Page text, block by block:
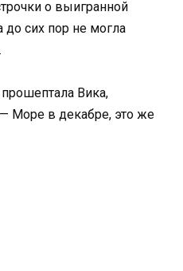
о выигранной
сих пор не могла
Вика,
Море в декабре, это же